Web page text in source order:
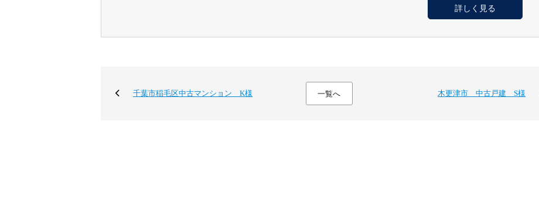
詳しく見る
千葉市稲毛区中古マンション K様 一覧へ 木更津市 中古戸建 S様